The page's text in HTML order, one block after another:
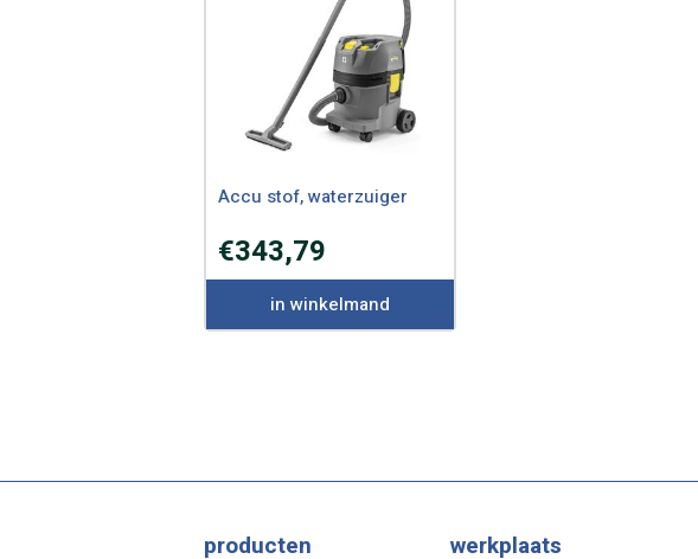
Accu stof, waterzuiger
€343,79
in winkelmand
producten werkplaats